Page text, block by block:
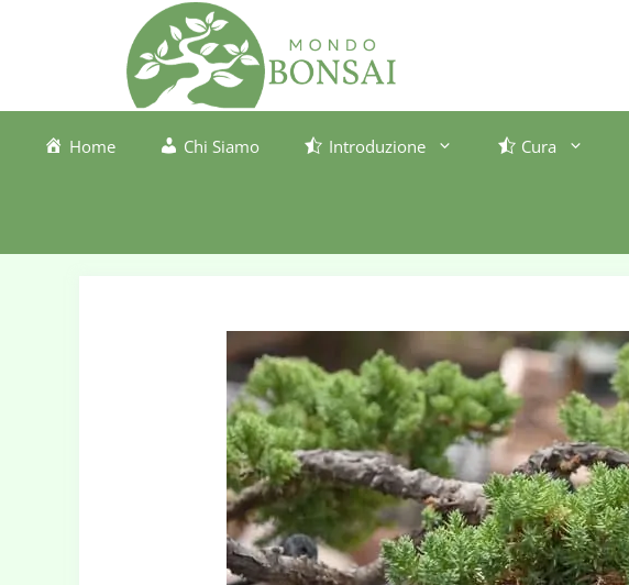
Home Chi Siamo Introduzione Cura